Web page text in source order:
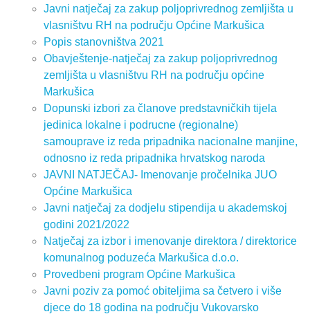
Javni natječaj za zakup poljoprivrednog zemljišta u
vlasništvu RH na području Općine Markušica
Popis stanovništva 2021
Obavještenje-natječaj za zakup poljoprivrednog
zemljišta u vlasništvu RH na području općine
Markušica
Dopunski izbori za članove predstavničkih tijela
jedinica lokalne i podrucne (regionalne)
samouprave iz reda pripadnika nacionalne manjine,
odnosno iz reda pripadnika hrvatskog naroda
JAVNI NATJEČAJ- Imenovanje pročelnika JUO
Općine Markušica
Javni natječaj za dodjelu stipendija u akademskoj
godini 2021/2022
Natječaj za izbor i imenovanje direktora / direktorice
komunalnog poduzeća Markušica d.o.o.
Provedbeni program Općine Markušica
Javni poziv za pomoć obiteljima sa četvero i više
djece do 18 godina na području Vukovarsko